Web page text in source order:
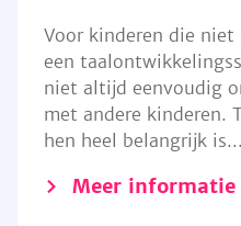
Voor kinderen die
een
niet altijd eenvoudig
met andere kinderen.
hen heel belangrijk
Meer informatie